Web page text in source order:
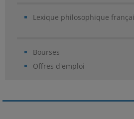
Lexique philosophique
Bourses
Offres d'emploi